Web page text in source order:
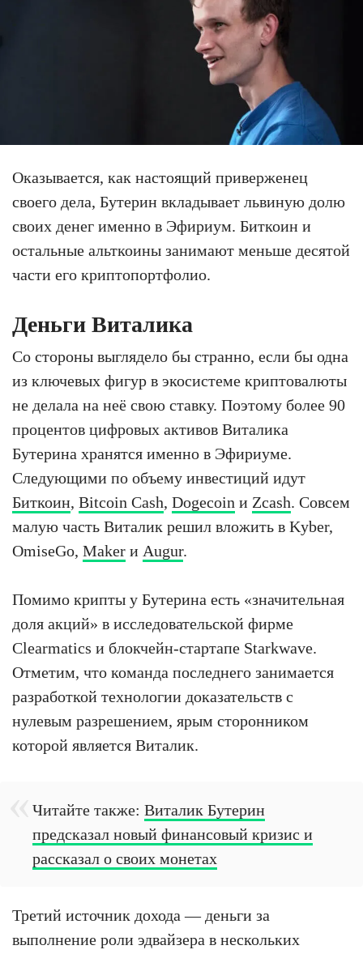
Оказывается, как настоящий приверженец
своего дела, Бутерин вкладывает львиную долю
своих денег именно в Эфириум. Биткоин и
остальные альткоины занимают меньше десятой
части его криптопортфолио.
Деньги Виталика
Со стороны выглядело бы странно, если бы одна
из ключевых фигур в экосистеме криптовалюты
не делала на неё свою ставку. Поэтому более 90
процентов цифровых активов Виталика
Бутерина хранятся именно в Эфириуме.
Следующими по объему инвестиций идут
Биткоин, Bitcoin Cash, Dogecoin и Zcash. Совсем
малую часть Виталик решил вложить в Kyber,
OmiseGo, Maker и Augur.
Помимо крипты у Бутерина есть «значительная
доля акций» в исследовательской фирме
Clearmatics и блокчейн-стартапе Starkwave.
Отметим, что команда последнего занимается
разработкой технологии доказательств с
нулевым разрешением, ярым сторонником
которой является Виталик.
Читайте также: Виталик Бутерин
предсказал новый финансовый кризис и
рассказал о своих монетах
Третий источник дохода — деньги за
выполнение роли эдвайзера в нескольких